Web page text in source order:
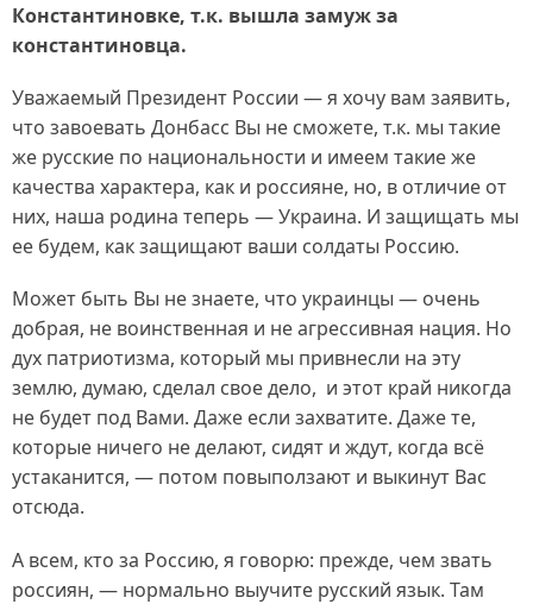
Константиновке, т.к. вышла замуж за
константиновца.
Уважаемый Президент России — я хочу вам заявить,
что завоевать Донбасс Вы не сможете, т.к. мы такие
же русские по национальности и имеем такие же
качества характера, как и россияне, но, в отличие от
них, наша родина теперь — Украина. И защищать мы
ее будем, как защищают ваши солдаты Россию.
Может быть Вы не знаете, что украинцы — очень
добрая, не воинственная и не агрессивная нация. Но
дух патриотизма, который мы привнесли на эту
землю, думаю, сделал свое дело, и этот край никогда
не будет под Вами. Даже если захватите. Даже те,
которые ничего не делают, сидят и ждут, когда всё
устаканится, — потом повыползают и выкинут Вас
отсюда.
А всем, кто за Россию, я говорю: прежде, чем звать
россиян, — нормально выучите русский язык. Там